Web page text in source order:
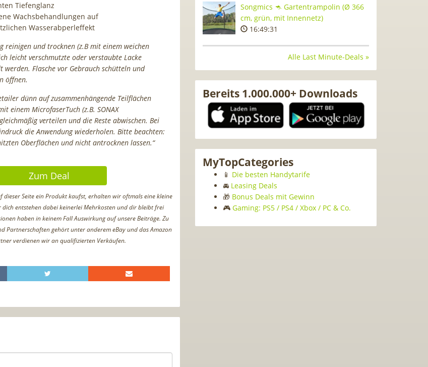
Tiefenglanz
Wachsbehandlungen auf
Wasserabperleffekt
reinigen und trocknen (z.B mit einem weichen
leicht verschmutzte oder verstaubte Lacke
Flasche vor Gebrauch schütteln und
öffnen.
dünn auf zusammenhängende Teilflächen
einem MicrofaserTuch (z.B. SONAX
verteilen und die Reste abwischen. Bei
die Anwendung wiederholen. Bitte beachten:
Oberflächen und nicht antrocknen lassen.“
Zum Deal
dieser Seite ein Produkt kaufst, erhalten wir oftmals eine kleine
dich entstehen dabei keinerlei Mehrkosten und dir bleibt frei
haben in keinem Fall Auswirkung auf unsere Beiträge. Zu
Partnerschaften gehört unter anderem eBay und das Amazon
verdienen wir an qualifizierten Verkäufen.
Songmics 🦘 Gartentrampolin (Ø 366
cm, grün, mit Innennetz)
16:49:30
Alle Last Minute-Deals »
Bereits 1.000.000+ Downloads
MyTopCategories
📱 Die besten Handytarife
🚘 Leasing Deals
🎁 Bonus Deals mit Gewinn
🎮 Gaming: PS5 / PS4 / Xbox / PC & Co.